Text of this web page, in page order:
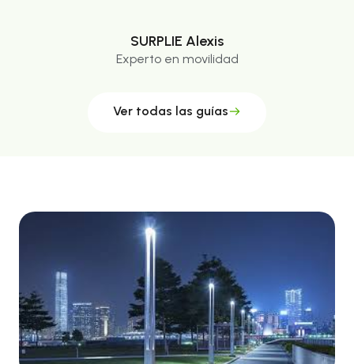
SURPLIE Alexis
Experto en movilidad
Ver todas las guías